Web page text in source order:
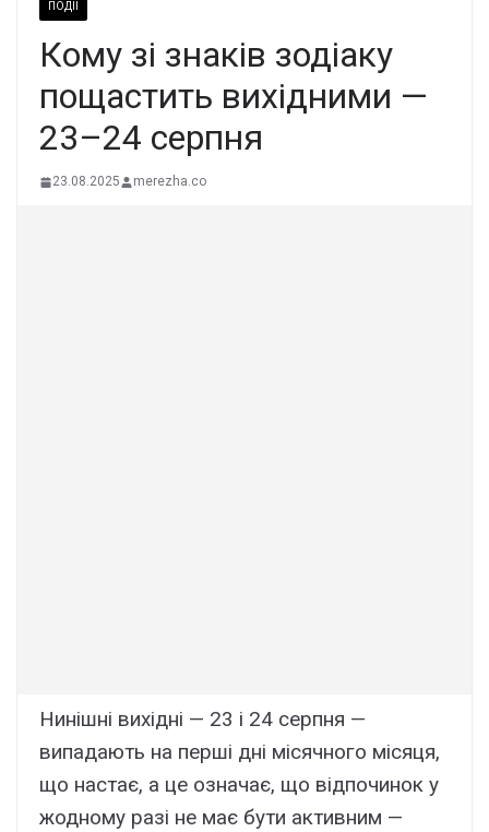
ПОДІЇ
Кому зі знаків зодіаку
пощастить вихідними —
23–24 серпня
23.08.2025 merezha.co
Нинішні вихідні — 23 і 24 серпня —
випадають на перші дні місячного місяця,
що настає, а це означає, що відпочинок у
жодному разі не має бути активним —